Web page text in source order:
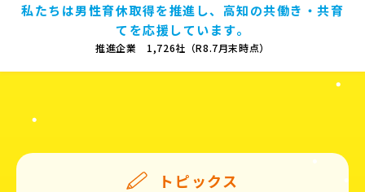
私たちは男性育休取得を推進し、高知の共働き・共育
てを応援しています。
推進企業 1,726社（R8.7月末時点）
トピックス